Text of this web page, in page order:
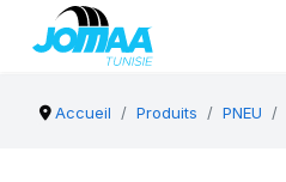
Accueil Produits PNEU